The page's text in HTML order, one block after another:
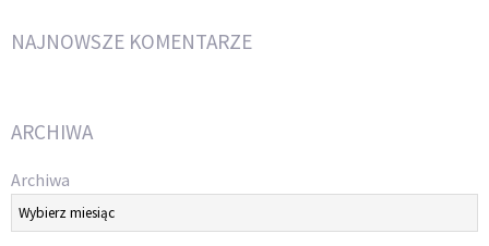
NAJNOWSZE KOMENTARZE
ARCHIWA
Archiwa